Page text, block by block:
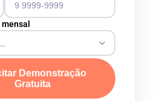
Demonstração
Gratuita